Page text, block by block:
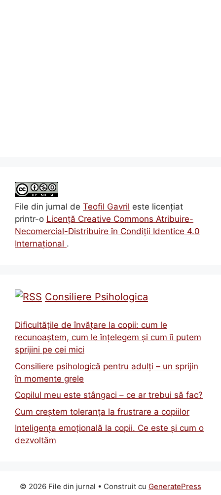
Consiliere Psihologica
Dificultățile de învățare la copii: cum le
recunoaștem, cum le înțelegem și cum îi putem
sprijini pe cei mici
Copilul meu este stângaci – ce ar trebui să fac?
Inteligența emoțională la copii. Ce este și cum o
dezvoltăm
© 2026 File din jurnal